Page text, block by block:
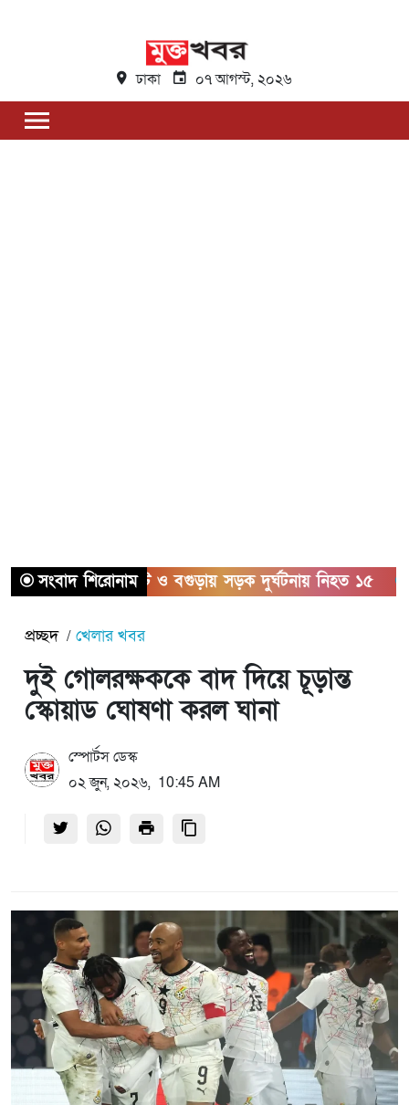
ঢাকা ০৭ আগস্ট, ২০২৬
সংবাদ শিরোনাম
সিলেট ও বগুড়ায় সড়ক দুর্ঘটনায় নিহত ১৫
প্রচ্ছদ খেলার খবর
দুই গোলরক্ষককে বাদ দিয়ে চূড়ান্ত
স্কোয়াড ঘোষণা করল ঘানা
স্পোর্টস ডেস্ক
০২ জুন, ২০২৬, 10:45 AM